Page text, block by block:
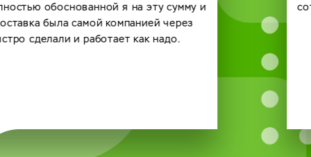
сотрудничать и в будущем с вашей компанией. спасибо.